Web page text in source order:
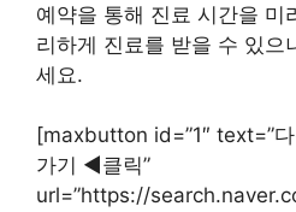
예약을 통해 진료 시간을 미
리하게 진료를 받을 수 있으
세요.
[maxbutton id=”1″ text=”
가기 ◀︎클릭”
url=”https://